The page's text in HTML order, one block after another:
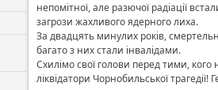
непомітної, але разючої радіації
загрози жахливого ядерного лиха.
За двадцять минулих років,
багато з них стали інвалідами.
Схилімо свої голови перед тими,
ліквідатори Чорнобильської